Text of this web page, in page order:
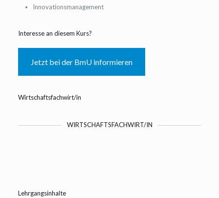
Innovationsmanagement
Interesse an diesem Kurs?
Jetzt bei der BmU informieren
Wirtschaftsfachwirt/in
WIRTSCHAFTSFACHWIRT/IN
Lehrgangsinhalte